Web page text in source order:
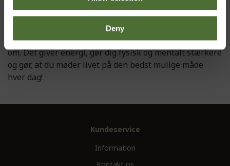
Deny
Vær aktiv med de fysiske aktiviteter, som du bryder dig
om. Det giver energi, gør dig fysisk og mentalt stærkere
og gør, at du møder livet på den bedst mulige måde
hver dag!
Kundeservice
Information